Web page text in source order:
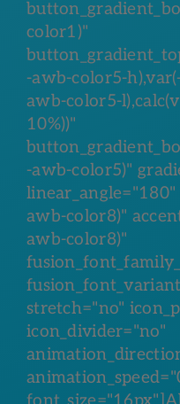
color1)"
-awb-color5-
awb-color5-
10%))"
-awb-color5)"
awb-color8)"
awb-color8)"
stretch="no"
icon_divider="no"